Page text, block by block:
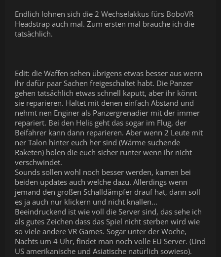
Endlich lohnen sich die 2 Wechselakkus fürs BoboVR
Headstrap auch mal. Zum ersten mal brauche ich die
tatsächlich.
Edit: die Waffen sehen übrigens etwas besser aus wenn
ihr dafür paar Sachen freigeschaltet habt. Die Panzer
gehen tatsächlich etwas schnell kaputt, aber ihr könnt
sie reparieren. Haltet mit denen einfach Abstand und
nehmt nen Enginer als Panzergrenadier mit der immer
repariert. Bei den Helis geht das sogar im Flug, der
Beifahrer kann dann reparieren. Aber wenn 2 Leute mit
ner Talon hinter euch her sind (Wärme suchende
Raketen) holen die euch sicher runter wenn ihr nicht
verschwindet.
Sounds sollen wohl noch besser werden, kamen bei
beiden updates auch welche dazu. Allerdings wenn
jemand den großen Schalldämpfer drauf hat, dann soll
es ja auch nur klickern und nicht knallen...
Beeindruckend ist wie voll die Server sind, das sehe ich
als gutes Zeichen dass das Spiel nicht sterben wird wie
so viele andere VR Games. Sogar unter der Woche,
Nachts um 4 Uhr, findet man noch volle EU Server. (Und
US amerikanische und Asiatische natürlich sowieso).